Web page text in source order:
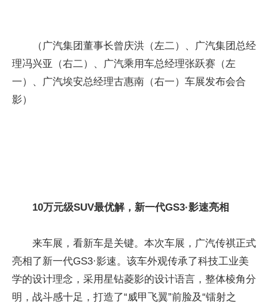
（广汽集团董事长曾庆洪（左二）、广汽集团总经
理冯兴亚（右二）、广汽乘用车总经理张跃赛（左
一）、广汽埃安总经理古惠南（右一）车展发布会合
影）
10万元级SUV最优解，新一代GS3·影速亮相
来车展，看新车是关键。本次车展，广汽传祺正式
亮相了新一代GS3·影速。该车外观传承了科技工业美
学的设计理念，采用星钻菱影的设计语言，整体棱角分
明，战斗感十足，打造了“威甲飞翼”前脸及“镭射之